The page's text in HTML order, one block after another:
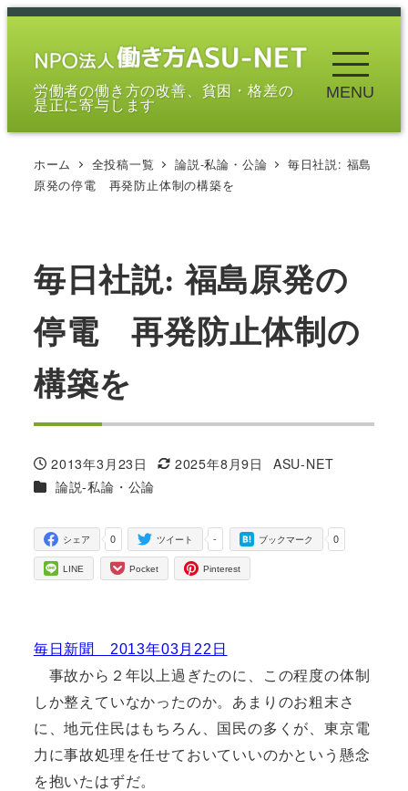
メ
労働者の働き方の改善、貧困・格差の
是正に寄与します
MENU
ホーム 全投稿一覧 論説-私論・公論
毎日社説: 福島
原発の停電 再発防止体制の構築を
毎日社説: 福島原発の
停電 再発防止体制の
構築を
投稿日
2013年3月23日
更新日
2025年8月9日
著
ASU-NET
カテゴリー
論説-私論・公論
0
シェア -
ツイート 0
ブックマーク
LINE Pocket Pinterest
毎日新聞 2013年03月22日
事故から２年以上過ぎたのに、この程度の体制
しか整えていなかったのか。あまりのお粗末さ
に、地元住民はもちろん、国民の多くが、東京電
力に事故処理を任せておいていいのかという懸念
を抱いたはずだ。